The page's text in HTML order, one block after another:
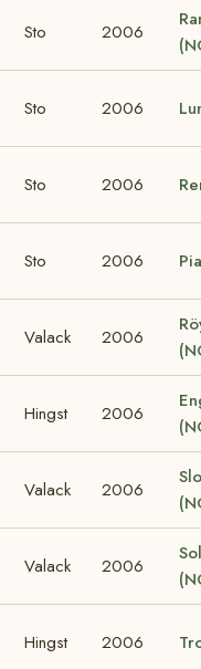
Sto 2006
Sto 2006
Sto 2006
Sto 2006
Valack 2006
Hingst 2006
Valack 2006
Valack 2006
Hingst 2006